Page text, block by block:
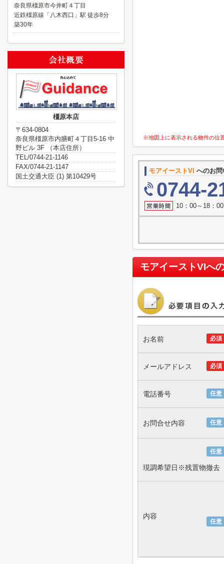
※地図上に表示される物件の位
モアイーストVI へのお
0744-
10：00～18：
モアイーストVIへ
必須
お名前
必須
メールアドレス
任意
電話番号
任意
お問合せ内容
任意
現調希望日※残置物撤去
任意
内容
奈良県橿原市今井町４丁目
近鉄橿原線「八木西口」駅 徒歩8分
築30年
橿原本店
〒634-0804
奈良県橿原市内膳町４丁目5-16 中
野ビル 3F （本店住所）
TEL/0744-21-1146
FAX/0744-21-1147
国土交通大臣 (1) 第10429号